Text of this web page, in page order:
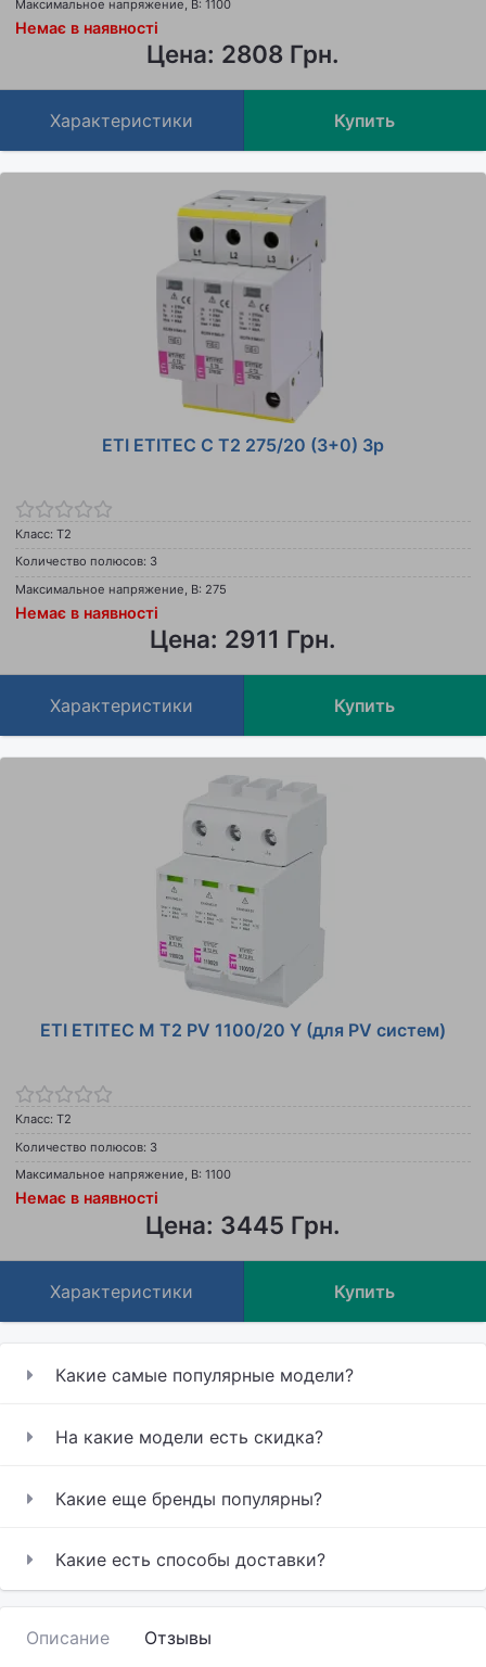
Максимальное напряжение, В: 1100
Цена: 2808 Грн.
Немає в наявності
Характеристики Купить
ETI ETITEC C T2 275/20 (3+0) 3p
Класс: Т2
Количество полюсов: 3
Максимальное напряжение, В: 275
Цена: 2911 Грн.
Немає в наявності
Характеристики Купить
ETI ETITEC M T2 PV 1100/20 Y (для PV систем)
Класс: Т2
Количество полюсов: 3
Максимальное напряжение, В: 1100
Цена: 3445 Грн.
Немає в наявності
Характеристики Купить
Какие самые популярные модели?
На какие модели есть скидка?
Какие еще бренды популярны?
Какие есть способы доставки?
Описание Отзывы